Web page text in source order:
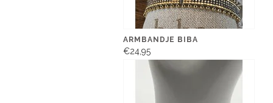
ARMBANDJE BIBA
€24,95